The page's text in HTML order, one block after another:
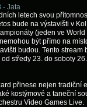
- Jata
letech svou
bude na výstavišti v
(jeden ve
být přímo na
budou. Tento
středy 23. do soboty
přinese nejen tradiční
kostýmové a taneční
Video Games Live.